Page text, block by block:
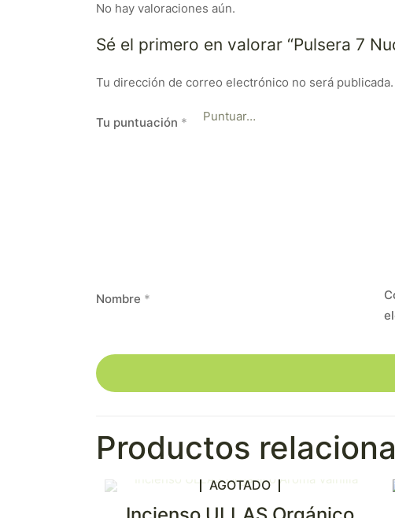
No hay valoraciones aún.
Sé el primero en valorar “Pulsera 7
Tu dirección de correo electrónico no será publicada.
Tu puntuación *
Nombre *
Productos
AGOTADO